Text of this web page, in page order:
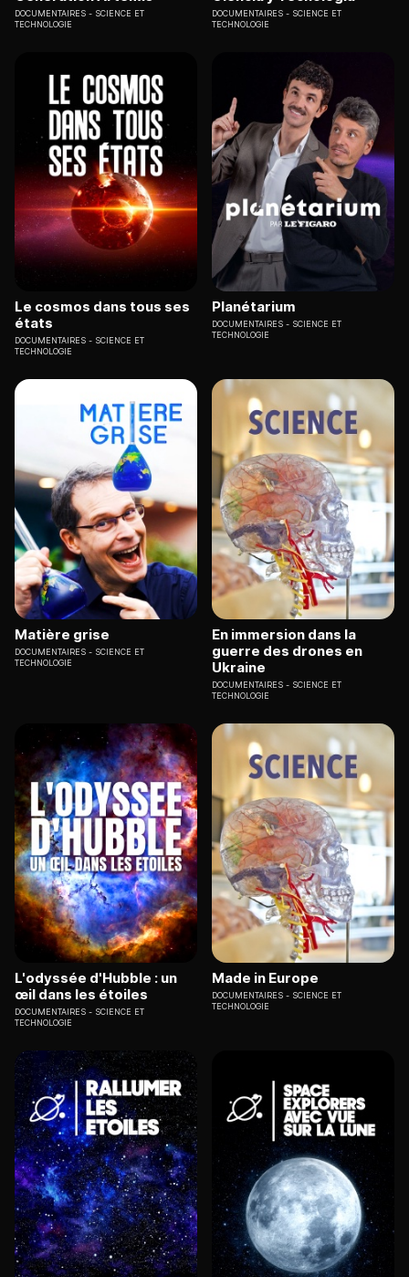
DOCUMENTAIRES
SCIENCE ET
TECHNOLOGIE
DOCUMENTAIRES
SCIENCE ET
TECHNOLOGIE
Le cosmos dans tous ses
états
DOCUMENTAIRES
SCIENCE ET
TECHNOLOGIE
Planétarium
DOCUMENTAIRES
SCIENCE ET
TECHNOLOGIE
Matière grise
DOCUMENTAIRES
SCIENCE ET
TECHNOLOGIE
En immersion dans la
guerre des drones en
Ukraine
DOCUMENTAIRES
SCIENCE ET
TECHNOLOGIE
L'odyssée d'Hubble : un
œil dans les étoiles
DOCUMENTAIRES
SCIENCE ET
TECHNOLOGIE
Made in Europe
DOCUMENTAIRES
SCIENCE ET
TECHNOLOGIE